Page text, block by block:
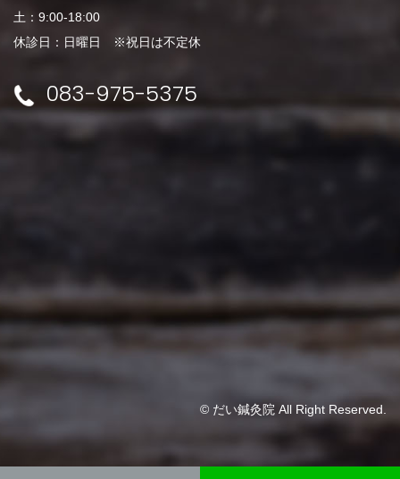
土：9:00-18:00
休診日：日曜日 ※祝日は不定休
083-975-5375
© だい鍼灸院 All Right Reserved.